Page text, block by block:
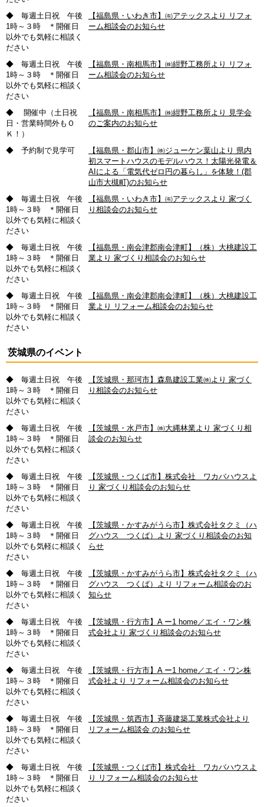
◆ 毎週土日祝 午後
1時～３時 ＊開催日
以外でも気軽に相談く
ださい
【福島県・いわき市】㈲アテックスより リフォ
ーム相談会のお知らせ
◆ 毎週土日祝 午後
1時～３時 ＊開催日
以外でも気軽に相談く
ださい
【福島県・南相馬市】㈱紺野工務所より リフォ
ーム相談会のお知らせ
◆ 開催中（土日祝
日・営業時間外もＯ
Ｋ！）
【福島県・南相馬市】㈱紺野工務所より 見学会
のご案内のお知らせ
◆ 予約制で見学可
【福島県・郡山市】㈱ジューケン葉山より 県内
初スマートハウスのモデルハウス！太陽光発電＆
AIによる「電気代ゼロ円の暮らし」を体験！(郡
山市大槻町)のお知らせ
◆ 毎週土日祝 午後
1時～３時 ＊開催日
以外でも気軽に相談く
ださい
【福島県・いわき市】㈲アテックスより 家づく
り相談会のお知らせ
◆ 毎週土日祝 午後
1時～３時 ＊開催日
以外でも気軽に相談く
ださい
【福島県・南会津郡南会津町】（株）大桃建設工
業より 家づくり相談会のお知らせ
◆ 毎週土日祝 午後
1時～３時 ＊開催日
以外でも気軽に相談く
ださい
【福島県・南会津郡南会津町】（株）大桃建設工
業より リフォーム相談会のお知らせ
茨城県のイベント
◆ 毎週土日祝 午後
1時～３時 ＊開催日
以外でも気軽に相談く
ださい
【茨城県・那珂市】森島建設工業㈱より 家づく
り相談会のお知らせ
◆ 毎週土日祝 午後
1時～３時 ＊開催日
以外でも気軽に相談く
ださい
【茨城県・水戸市】㈱大縄林業より 家づくり相
談会のお知らせ
◆ 毎週土日祝 午後
1時～３時 ＊開催日
以外でも気軽に相談く
ださい
【茨城県・つくば市】株式会社 ワカバハウスよ
り 家づくり相談会のお知らせ
◆ 毎週土日祝 午後
1時～３時 ＊開催日
以外でも気軽に相談く
ださい
【茨城県・かすみがうら市】株式会社タクミ（ハ
グハウス つくば）より 家づくり相談会のお知
らせ
◆ 毎週土日祝 午後
1時～３時 ＊開催日
以外でも気軽に相談く
ださい
【茨城県・かすみがうら市】株式会社タクミ（ハ
グハウス つくば）より リフォーム相談会のお
知らせ
◆ 毎週土日祝 午後
1時～３時 ＊開催日
以外でも気軽に相談く
ださい
【茨城県・行方市】A ー1 home／エイ・ワン株
式会社より 家づくり相談会のお知らせ
◆ 毎週土日祝 午後
1時～３時 ＊開催日
以外でも気軽に相談く
ださい
【茨城県・行方市】A ー1 home／エイ・ワン株
式会社より リフォーム相談会のお知らせ
◆ 毎週土日祝 午後
1時～３時 ＊開催日
以外でも気軽に相談く
ださい
【茨城県・筑西市】斉藤建築工業株式会社より
リフォーム相談会 のお知らせ
◆ 毎週土日祝 午後
1時～３時 ＊開催日
以外でも気軽に相談く
ださい
【茨城県・つくば市】株式会社 ワカバハウスよ
り リフォーム相談会のお知らせ